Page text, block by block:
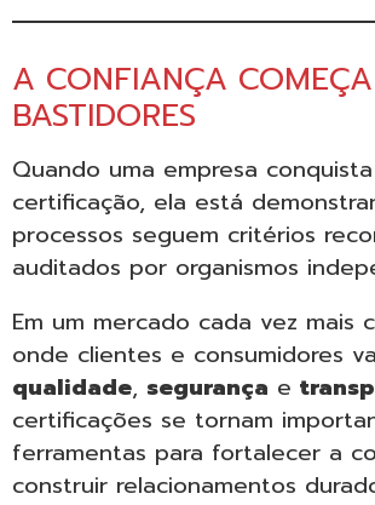
A CONFIANÇA
BASTIDORES
Quando uma empresa
certificação, ela está
processos seguem critérios
auditados por organismos
Em um mercado cada vez mais
onde clientes e consumidores
qualidade, segurança e
certificações se tornam
ferramentas para fortalecer a
construir relacionamentos